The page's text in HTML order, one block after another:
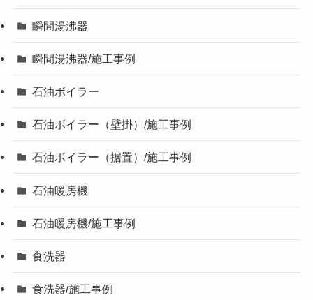
瞬間湯沸器
瞬間湯沸器/施工事例
石油ボイラー
石油ボイラー（壁掛）/施工事例
石油ボイラー（据置）/施工事例
石油暖房機
石油暖房機/施工事例
食洗器
食洗器/施工事例